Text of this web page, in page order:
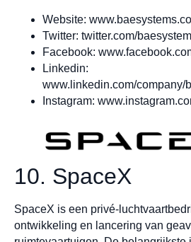
Website:
Twitter: twitter.com/
Facebook:
Linkedin:
www.linkedin.com/company/
Instagram:
10. SpaceX
SpaceX is een privé-
ontwikkeling en lancering van